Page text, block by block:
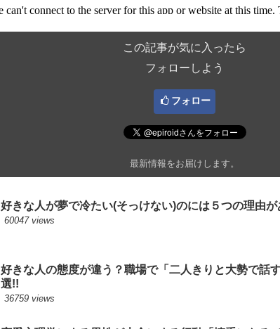
この記事が気に入ったら
フォローしよう
フォロー
最新情報をお届けします。
好きな人が夢で冷たい(そっけない)のには５つの理由が
60047 views
好きな人の態度が違う？職場で「二人きりと大勢で話
選!!
36759 views